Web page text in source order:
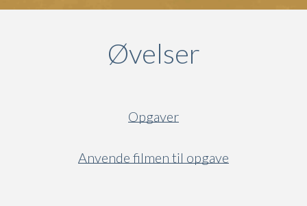
Øvelser
Opgaver
Anvende filmen til opgave